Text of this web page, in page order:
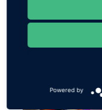
Powered by